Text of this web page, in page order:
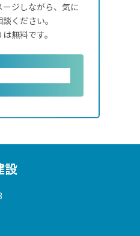
ジしながら、気に
ください。
無料です。